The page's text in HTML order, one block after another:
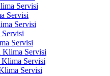
Servisi
Servisi
Servisi
Servisi
Servisi
Klima Servisi
Servisi